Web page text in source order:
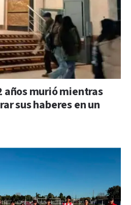
años murió mientras
sus haberes en un